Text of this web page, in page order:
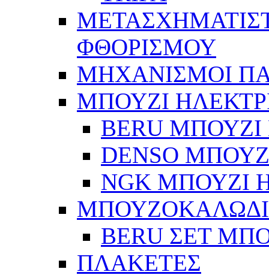
ΦΘΟΡΙΣΜΟΥ
ΜΗΧΑΝΙΣΜΟΙ
ΜΠΟΥΖΙ
BERU
DENSO
NGK ΜΠΟΥΖΙ
BERU ΣΕΤ
ΠΛΑΚΕΤΕΣ